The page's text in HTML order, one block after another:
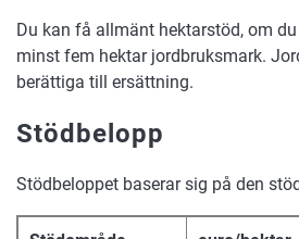
Du kan få allmänt hektarstöd, om
minst fem hektar jordbruksmark.
berättiga till ersättning.
Stödbelopp
Stödbeloppet baserar sig på den